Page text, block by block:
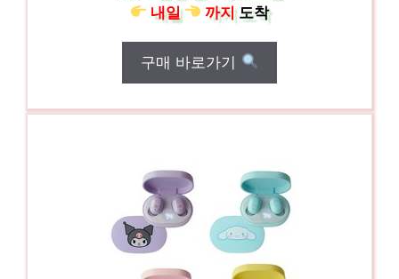
내일
까지도착
구매 바로가기